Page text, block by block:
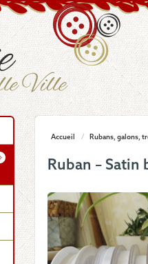
Accueil / Rubans, galons,
Ruban – Satin